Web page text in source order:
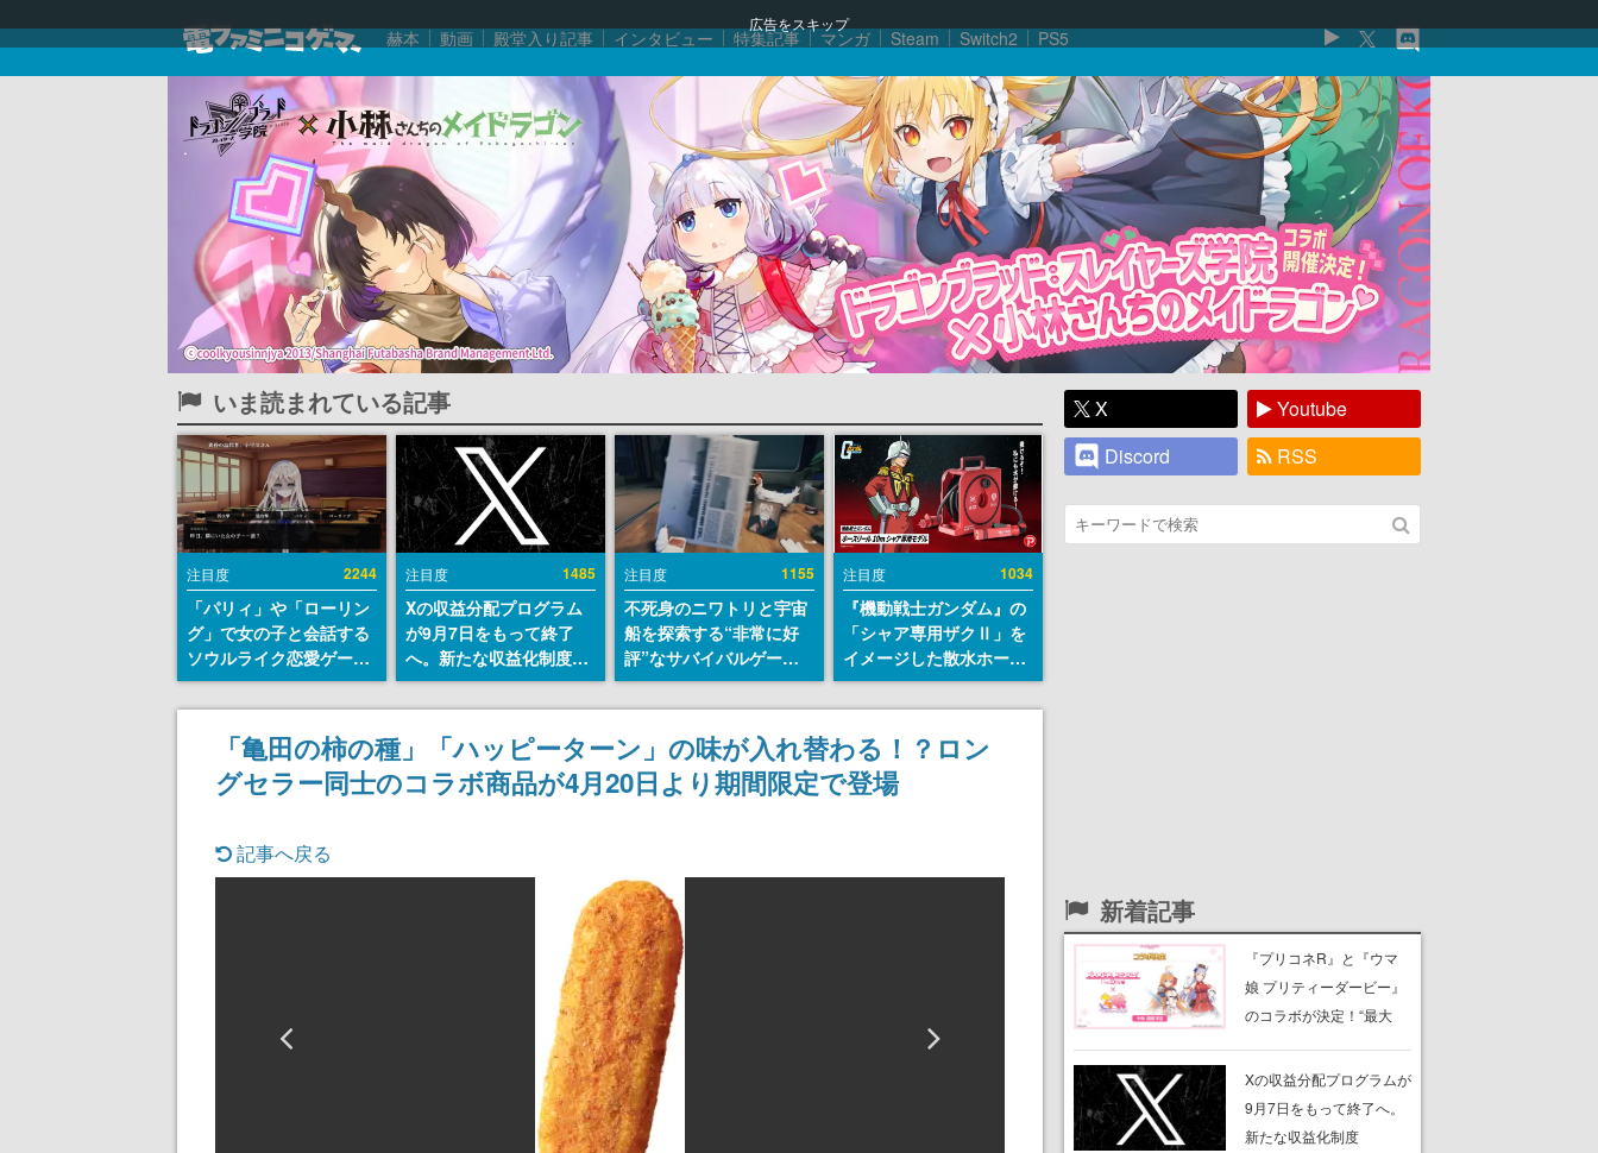
広告をスキップ
赫本 動画 殿堂入り記事 インタビュー 特集記事 マンガ Steam Switch2 PS5
いま読まれている記事
注目度 2244
「パリィ」や「ローリン
グ」で女の子と会話する
ソウルライク恋愛ゲーム
『小早川さんはソウルラ
イク』無料公開。返事に
失敗すると「YOU
DIED」
注目度 1485
Xの収益分配プログラム
が9月7日をもって終了
へ。新たな収益化制度
「Original Content
Rewards Program」を
注目度 1155
不死身のニワトリと宇宙
船を探索する“非常に好
評”なサバイバルゲーム
『Breathedge』が無料
で配布中。入手できる期
間は8月10日まで
注目度 1034
『機動戦士ガンダム』の
「シャア専用ザクⅡ」を
イメージした散水ホース
リールが予約開始。本体
にはシャアのパーソナル
マークやジオン公国軍の
エンブレム、型式番号な
どを配置
「亀田の柿の種」「ハッピーターン」の味が入れ替わる！？ロン
グセラー同士のコラボ商品が4月20日より期間限定で登場
記事へ戻る
X
Youtube
Discord
RSS
新着記事
『プリコネR』と『ウマ
娘 プリティーダービー』
のコラボが決定！“最大
ンペーンなども発表
Xの収益分配プログラムが
9月7日をもって終了へ。
新たな収益化制度